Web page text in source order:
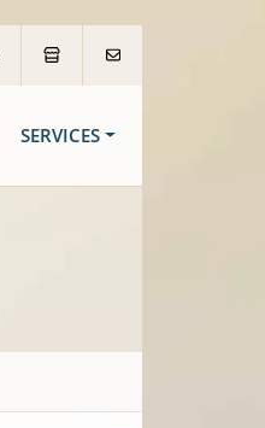
SERVICES